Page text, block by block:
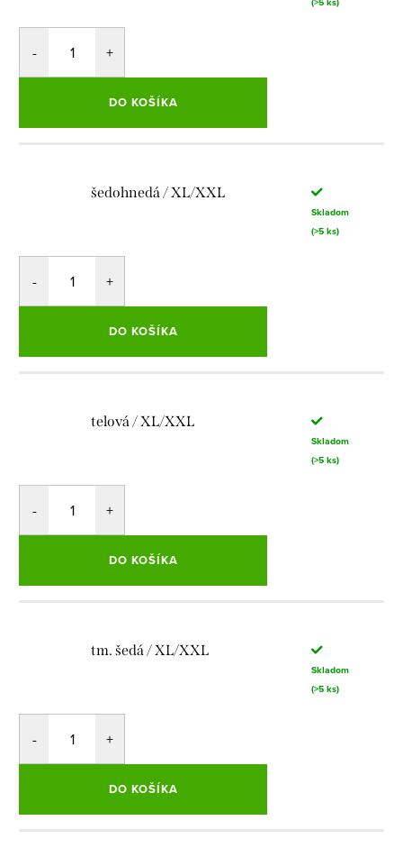
DO KOŠÍKA
šedohnedá / XL/XXL
Skladom
(>5 ks)
DO KOŠÍKA
telová / XL/XXL
Skladom
(>5 ks)
DO KOŠÍKA
tm. šedá / XL/XXL
Skladom
(>5 ks)
DO KOŠÍKA